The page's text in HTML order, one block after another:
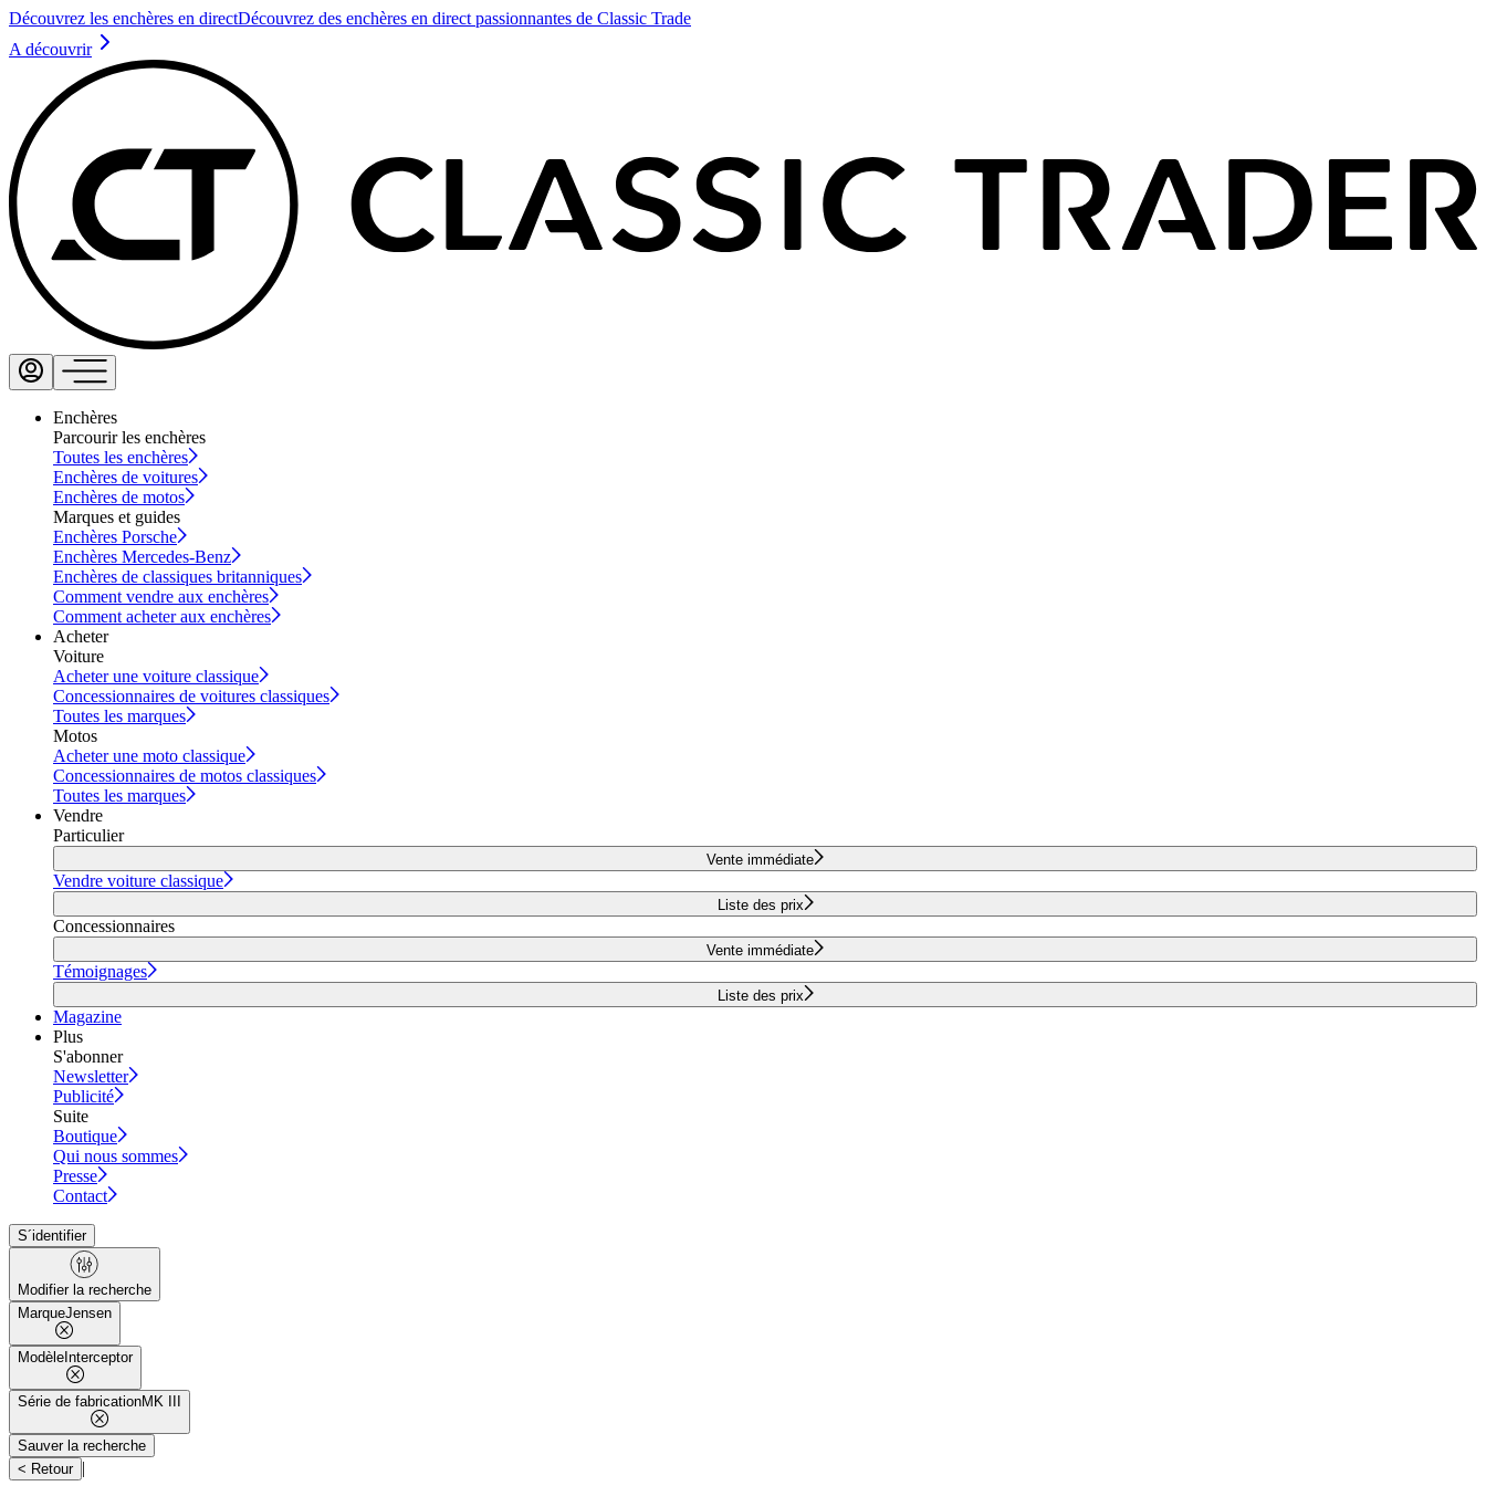
Découvrez les enchères en directDécouvrez des enchères en direct passionnantes de Classic Trade
A découvrir
Enchères
Parcourir les enchères
Toutes les enchères
Enchères de voitures
Enchères de motos
Marques et guides
Enchères Porsche
Enchères Mercedes-Benz
Enchères de classiques britanniques
Comment vendre aux enchères
Comment acheter aux enchères
Acheter
Voiture
Acheter une voiture classique
Concessionnaires de voitures classiques
Toutes les marques
Motos
Acheter une moto classique
Concessionnaires de motos classiques
Toutes les marques
Vendre
Particulier
Vente immédiate
Vendre voiture classique
Liste des prix
Concessionnaires
Vente immédiate
Témoignages
Liste des prix
Magazine
Plus
S'abonner
Newsletter
Publicité
Suite
Boutique
Qui nous sommes
Presse
Contact
S´identifier
Modifier la recherche
MarqueJensen
ModèleInterceptor
Série de fabricationMK III
Sauver la recherche
< Retour |